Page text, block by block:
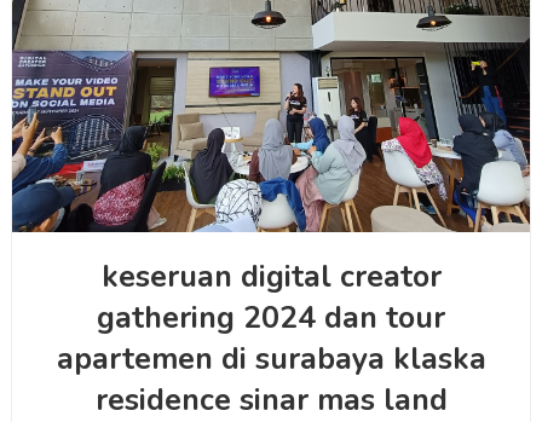
keseruan digital creator
gathering 2024 dan tour
apartemen di surabaya klaska
residence sinar mas land